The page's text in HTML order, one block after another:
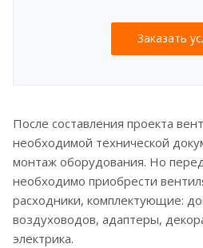
Заказать
После составления проекта
необходимой технической
монтаж оборудования. Но
необходимо приобрести
расходники, комплектующие:
воздуховодов, адаптеры,
электрика.